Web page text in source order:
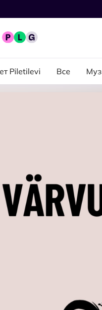
Piletilevi Все